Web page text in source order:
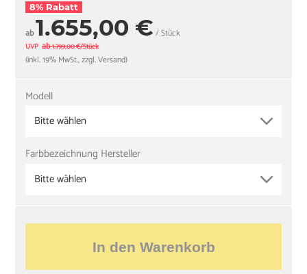
8% Rabatt
ab1.655,00 € / Stück
UVP ab1.799,00 €/Stück
(inkl. 19% MwSt., zzgl. Versand)
Modell
Bitte wählen
Farbbezeichnung Hersteller
Bitte wählen
In den Warenkorb